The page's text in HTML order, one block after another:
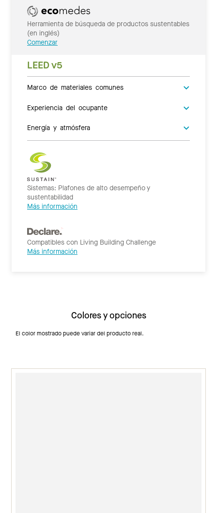
Herramienta de búsqueda de productos sustentables
(en inglés)
Comenzar
LEED v5
Marco de materiales comunes
Experiencia del ocupante
Energía y atmósfera
Sistemas: Plafones de alto desempeño y
sustentabilidad
Más información
Compatibles con Living Building Challenge
Más información
Colores y opciones
El color mostrado puede variar del producto real.